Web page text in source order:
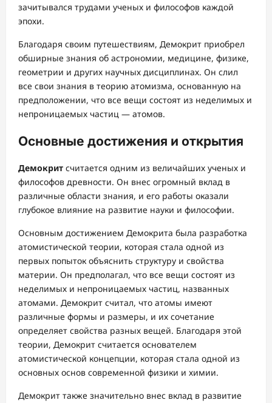
зачитывался трудами ученых и философов каждой
эпохи.
Благодаря своим путешествиям, Демокрит приобрел
обширные знания об астрономии, медицине, физике,
геометрии и других научных дисциплинах. Он слил
все свои знания в теорию атомизма, основанную на
предположении, что все вещи состоят из неделимых и
непроницаемых частиц — атомов.
Основные достижения и открытия
Демокрит считается одним из величайших ученых и
философов древности. Он внес огромный вклад в
различные области знания, и его работы оказали
глубокое влияние на развитие науки и философии.
Основным достижением Демокрита была разработка
атомистической теории, которая стала одной из
первых попыток объяснить структуру и свойства
материи. Он предполагал, что все вещи состоят из
неделимых и непроницаемых частиц, названных
атомами. Демокрит считал, что атомы имеют
различные формы и размеры, и их сочетание
определяет свойства разных вещей. Благодаря этой
теории, Демокрит считается основателем
атомистической концепции, которая стала одной из
основных основ современной физики и химии.
Демокрит также значительно внес вклад в развитие